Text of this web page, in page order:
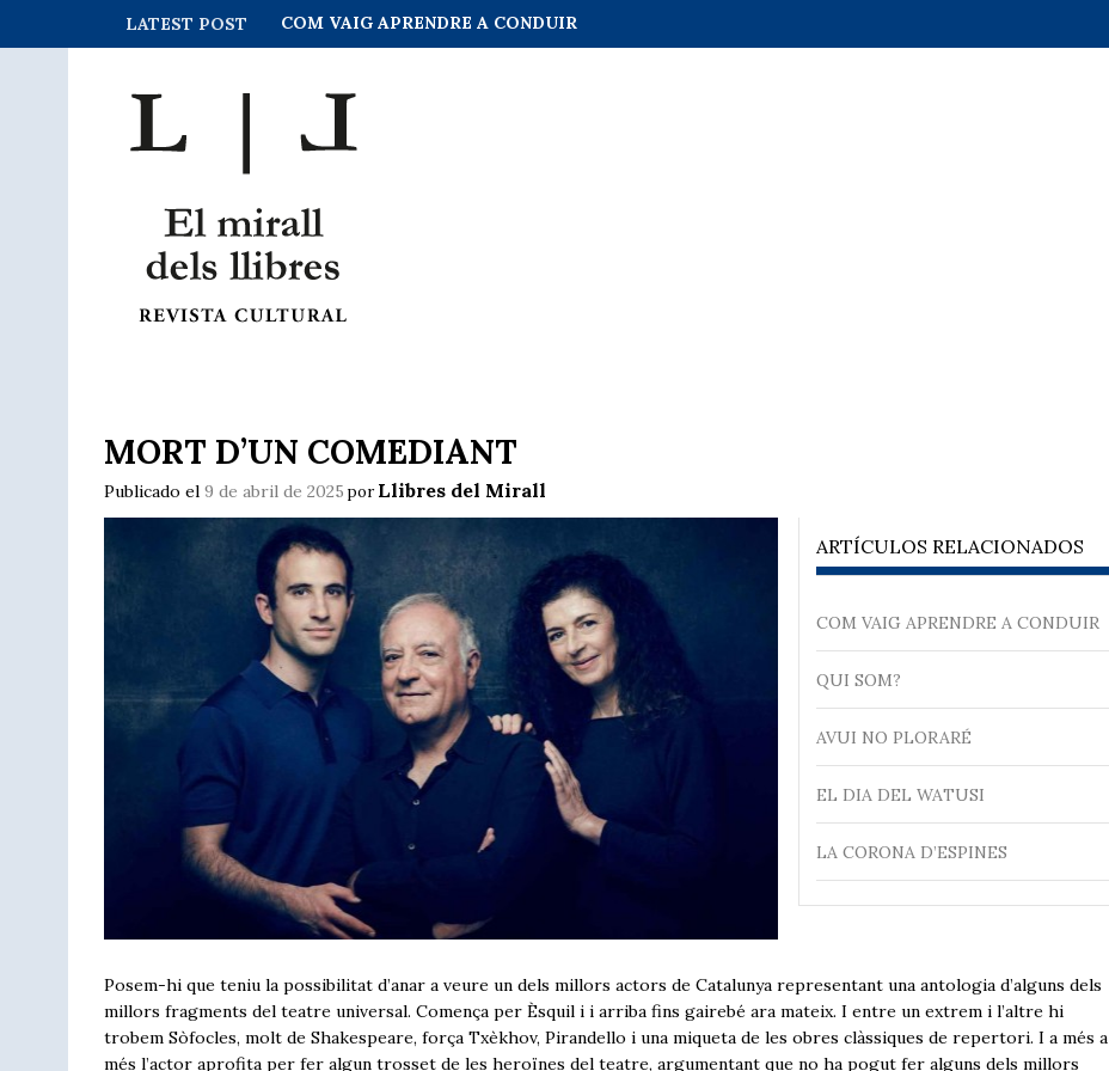
LATEST POST COM VAIG APRENDRE A CONDUIR
MORT D’UN COMEDIANT
Publicado el 9 de abril de 2025 porLlibres del Mirall
ARTÍCULOS RELACIONADOS
COM VAIG APRENDRE A CONDUIR
QUI SOM?
AVUI NO PLORARÉ
EL DIA DEL WATUSI
LA CORONA D’ESPINES
Posem-hi que teniu la possibilitat d’anar a veure un dels millors actors de Catalunya representant una antologia d’alguns dels
millors fragments del teatre universal. Comença per Èsquil i i arriba fins gairebé ara mateix. I entre un extrem i l’altre hi
trobem Sòfocles, molt de Shakespeare, força Txèkhov, Pirandello i una miqueta de les obres clàssiques de repertori. I a més a
més l’actor aprofita per fer algun trosset de les heroïnes del teatre, argumentant que no ha pogut fer alguns dels millors